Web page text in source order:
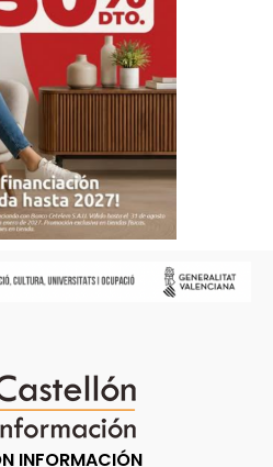
INFORMACIÓN